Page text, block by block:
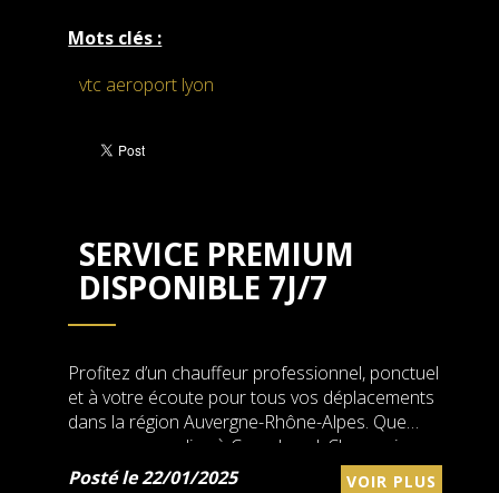
Mots clés :
vtc aeroport lyon
SERVICE PREMIUM
DISPONIBLE 7J/7
Profitez d’un chauffeur professionnel, ponctuel
et à votre écoute pour tous vos déplacements
dans la région Auvergne-Rhône-Alpes. Que
vous vous rendiez à Courchevel, Chamonix,
Les 2 Alpes, ou toute autre station, nous
Posté le 22/01/2025 VOIR PLUS